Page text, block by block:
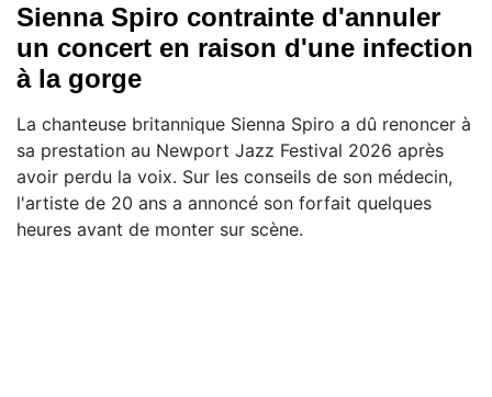
Sienna Spiro contrainte d'annuler
un concert en raison d'une infection
à la gorge
La chanteuse britannique Sienna Spiro a dû renoncer à
sa prestation au Newport Jazz Festival 2026 après
avoir perdu la voix. Sur les conseils de son médecin,
l'artiste de 20 ans a annoncé son forfait quelques
heures avant de monter sur scène.